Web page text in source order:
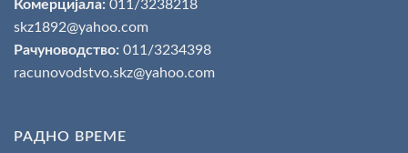
Комерцијала: 011/3238218
skz1892@yahoo.com
Рачуноводство: 011/3234398
racunovodstvo.skz@yahoo.com
РАДНО ВРЕМЕ